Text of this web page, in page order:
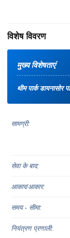
विशेष विवरण
मुख्य विशेषताएं
थीम पार्क डायनासोर
सामग्री:
सेवा के बाद:
आकार/आकार:
समय - सीमा:
नियंत्रण प्रणाली: